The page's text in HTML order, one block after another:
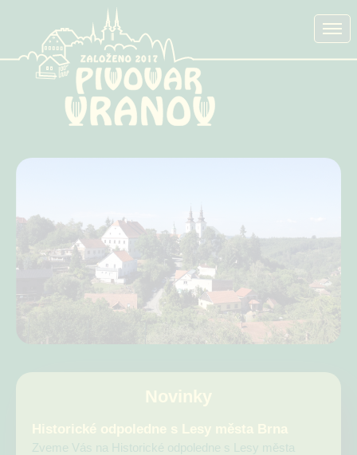
Novinky
Historické odpoledne s Lesy města Brna
Zveme Vás na Historické odpoledne s Lesy města